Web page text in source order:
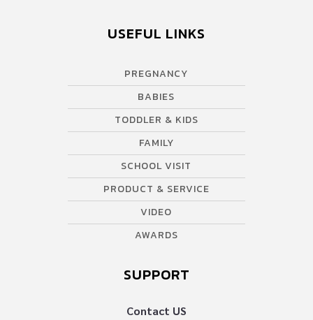
USEFUL LINKS
PREGNANCY
BABIES
TODDLER & KIDS
FAMILY
SCHOOL VISIT
PRODUCT & SERVICE
VIDEO
AWARDS
SUPPORT
Contact US